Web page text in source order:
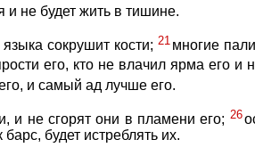
не будет жить в тишине.
сокрушит кости;21 многие
его, кто не влачил ярма его и
и самый ад лучше его.
и не сгорят они в пламени его; 26
будет истреблять их.